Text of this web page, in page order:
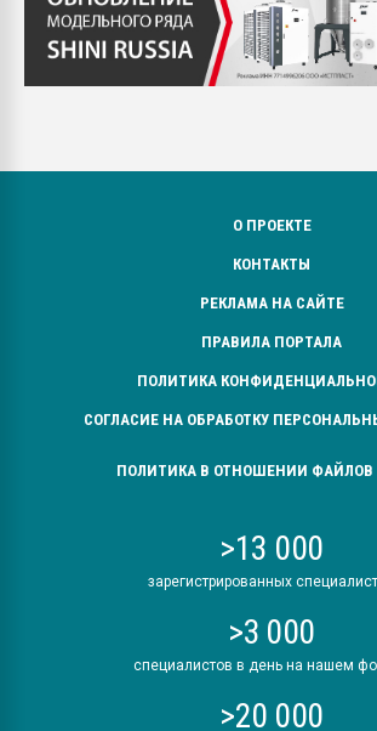
О ПРОЕКТЕ
КОНТАКТЫ
РЕКЛАМА НА САЙТЕ
ПРАВИЛА ПОРТАЛА
ПОЛИТИКА
СОГЛАСИЕ НА ОБРАБОТКУ
ПОЛИТИКА В ОТНОШЕНИИ ФАЙЛОВ
>13 000
зарегистрированных
>3 000
специалистов в день на нашем
>20 000